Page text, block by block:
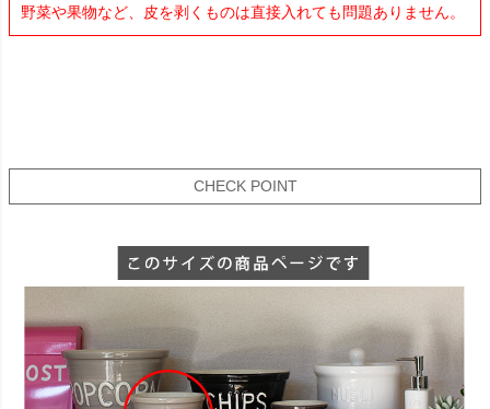
野菜や果物など、皮を剥くものは直接入れても問題ありません。
CHECK POINT